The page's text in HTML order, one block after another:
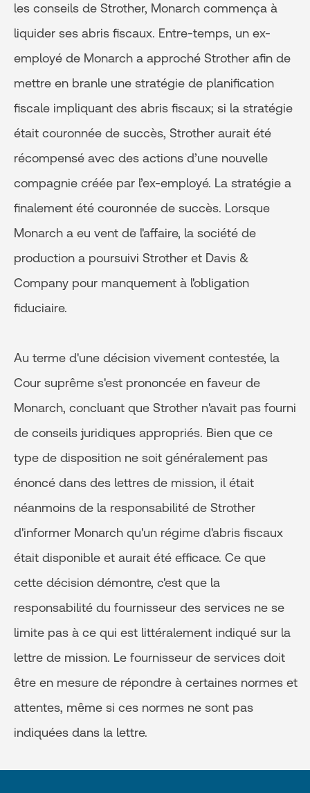
les conseils de Strother, Monarch commença à
liquider ses abris fiscaux. Entre-temps, un ex-
employé de Monarch a approché Strother afin de
mettre en branle une stratégie de planification
fiscale impliquant des abris fiscaux; si la stratégie
était couronnée de succès, Strother aurait été
récompensé avec des actions d’une nouvelle
compagnie créée par l’ex-employé. La stratégie a
finalement été couronnée de succès. Lorsque
Monarch a eu vent de l'affaire, la société de
production a poursuivi Strother et Davis &
Company pour manquement à l'obligation
fiduciaire.
Au terme d'une décision vivement contestée, la
Cour suprême s'est prononcée en faveur de
Monarch, concluant que Strother n'avait pas fourni
de conseils juridiques appropriés. Bien que ce
type de disposition ne soit généralement pas
énoncé dans des lettres de mission, il était
néanmoins de la responsabilité de Strother
d'informer Monarch qu'un régime d'abris fiscaux
était disponible et aurait été efficace. Ce que
cette décision démontre, c'est que la
responsabilité du fournisseur des services ne se
limite pas à ce qui est littéralement indiqué sur la
lettre de mission. Le fournisseur de services doit
être en mesure de répondre à certaines normes et
attentes, même si ces normes ne sont pas
indiquées dans la lettre.